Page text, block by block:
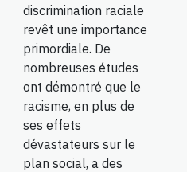
discrimination raciale
revêt une importance
primordiale. De
nombreuses études
ont démontré que le
racisme, en plus de
ses effets
dévastateurs sur le
plan social, a des